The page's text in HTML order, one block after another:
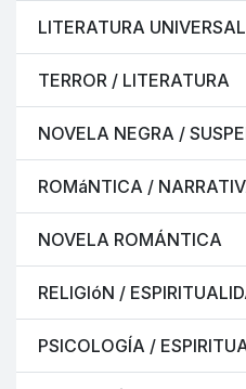
LITERATURA UNIVERSAL
TERROR / LITERATURA
NOVELA NEGRA /
ROMáNTICA /
NOVELA ROMÁNTICA
RELIGIóN /
PSICOLOGÍA /